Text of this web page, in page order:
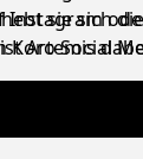
sie sich
Koro Social
Instagram
Artemis
ist das